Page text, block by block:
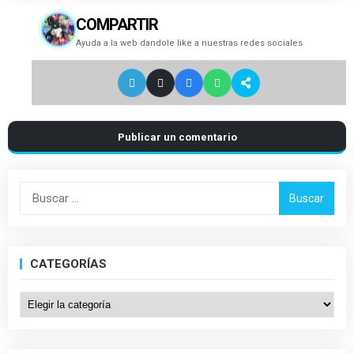
COMPARTIR
Ayuda a la web dandole like a nuestras redes sociales
Publicar un comentario
Buscar:
CATEGORÍAS
Categorías